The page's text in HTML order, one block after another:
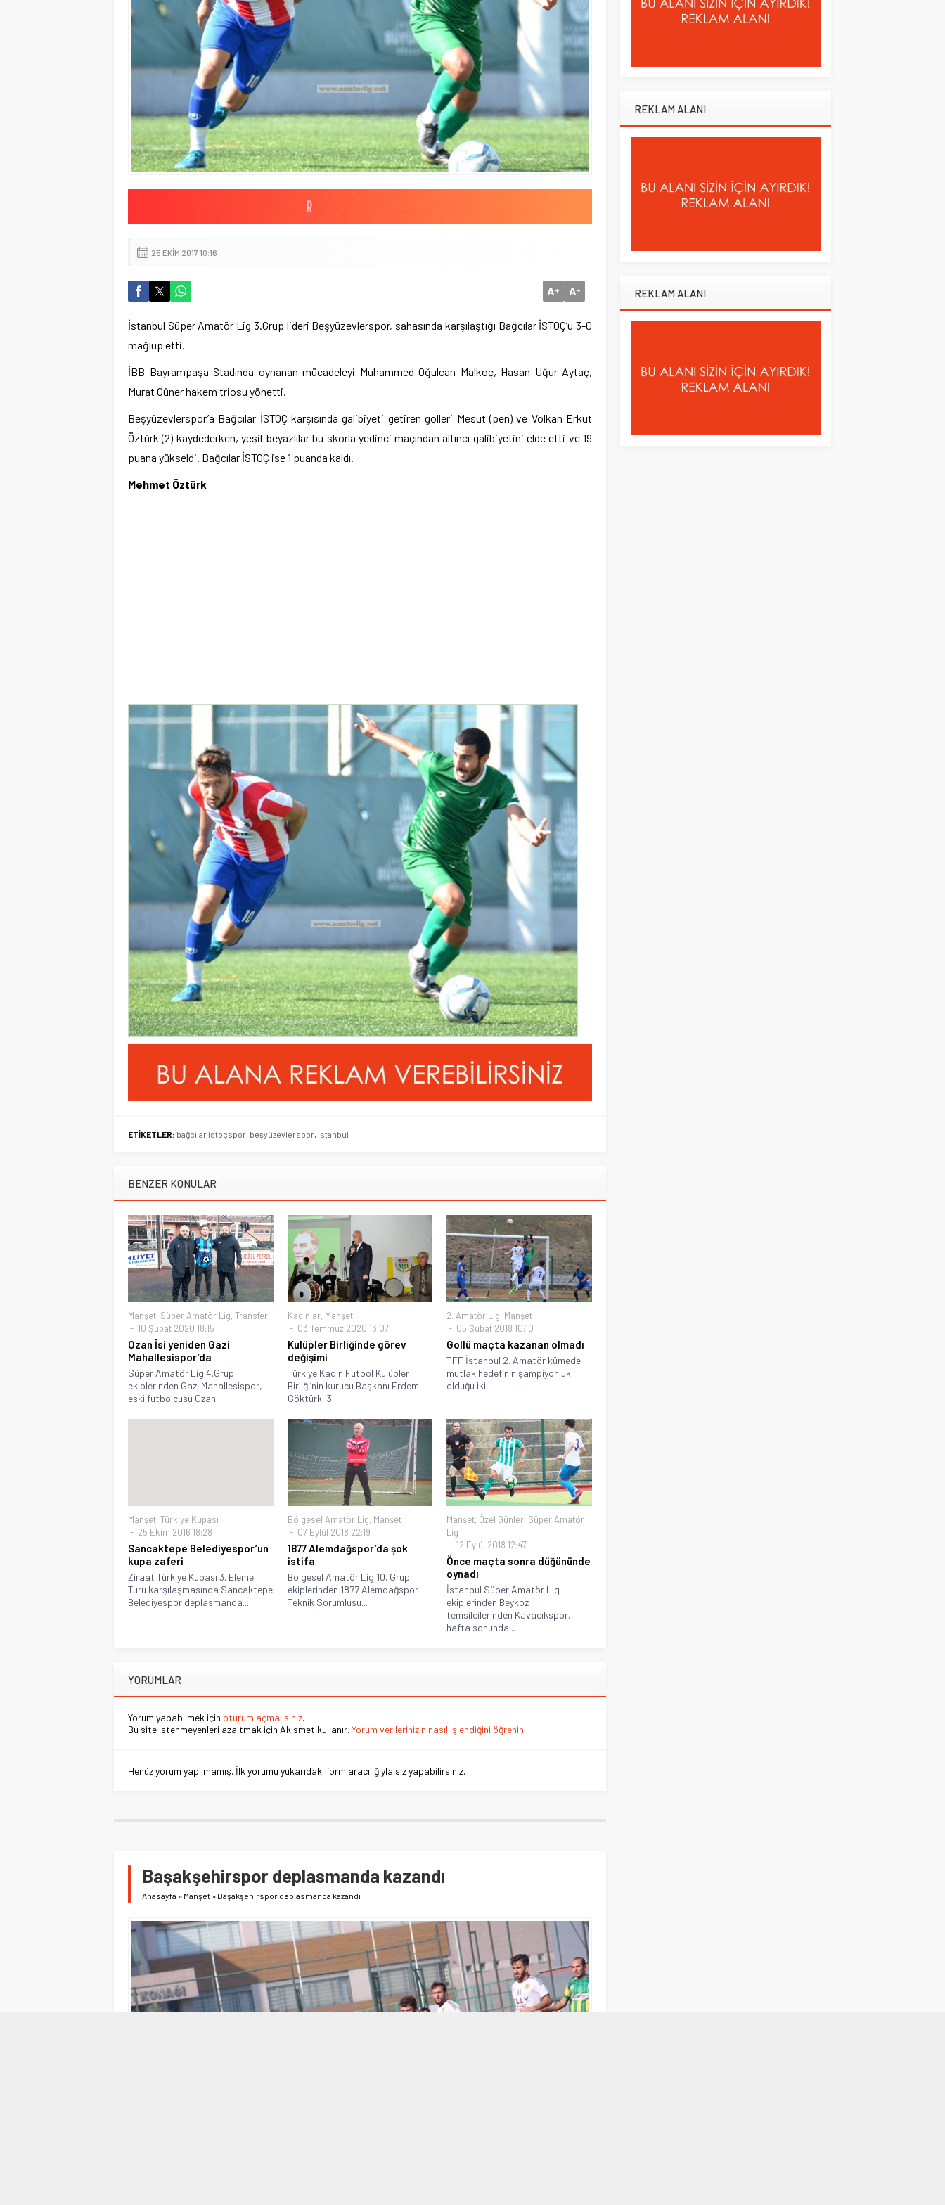
25 EKIM 2017 10:16
A+ A-
İstanbul Süper Amatör Lig 3.Grup lideri Beşyüzevlerspor, sahasında karşılaştığı Bağcılar İSTOÇ’u 3-0
mağlup etti.
İBB Bayrampaşa Stadında oynanan mücadeleyi Muhammed Oğulcan Malkoç, Hasan Uğur Aytaç,
Murat Güner hakem triosu yönetti.
Beşyüzevlerspor’a Bağcılar İSTOÇ karşısında galibiyeti getiren golleri Mesut (pen) ve Volkan Erkut
Öztürk (2) kaydederken, yeşil-beyazlılar bu skorla yedinci maçından altıncı galibiyetini elde etti ve 19
puana yükseldi. Bağcılar İSTOÇ ise 1 puanda kaldı.
Mehmet Öztürk
ETİKETLER: bağcılar istoçspor, beşyüzevlerspor, istanbul
BENZER KONULAR
Manşet, Süper Amatör Lig, Transfer
10 Şubat 2020 18:15
Ozan İsi yeniden Gazi
Mahallesispor’da
Süper Amatör Lig 4.Grup
ekiplerinden Gazi Mahallesispor,
eski futbolcusu Ozan...
Kadınlar, Manşet
03 Temmuz 2020 13:07
Kulüpler Birliğinde görev
değişimi
Türkiye Kadın Futbol Kulüpler
Birliği’nin kurucu Başkanı Erdem
Göktürk, 3...
2. Amatör Lig, Manşet
05 Şubat 2018 10:10
Gollü maçta kazanan olmadı
TFF İstanbul 2. Amatör kümede
mutlak hedefinin şampiyonluk
olduğu iki...
Manşet, Türkiye Kupası
25 Ekim 2016 18:28
Sancaktepe Belediyespor’un
kupa zaferi
Ziraat Türkiye Kupası 3. Eleme
Turu karşılaşmasında Sancaktepe
Belediyespor deplasmanda...
Bölgesel Amatör Lig, Manşet
07 Eylül 2018 22:19
1877 Alemdağspor’da şok
istifa
Bölgesel Amatör Lig 10. Grup
ekiplerinden 1877 Alemdağspor
Teknik Sorumlusu...
Manşet, Özel Günler, Süper Amatör
Lig
12 Eylül 2018 12:47
Önce maçta sonra düğününde
oynadı
İstanbul Süper Amatör Lig
ekiplerinden Beykoz
temsilcilerinden Kavacıkspor,
hafta sonunda...
YORUMLAR
Yorum yapabilmek için oturum açmalısınız.
Bu site istenmeyenleri azaltmak için Akismet kullanır. Yorum verilerinizin nasıl işlendiğini öğrenin.
Henüz yorum yapılmamış. İlk yorumu yukarıdaki form aracılığıyla siz yapabilirsiniz.
Başakşehirspor deplasmanda kazandı
Anasayfa » Manşet » Başakşehirspor deplasmanda kazandı
REKLAM ALANI
REKLAM ALANI